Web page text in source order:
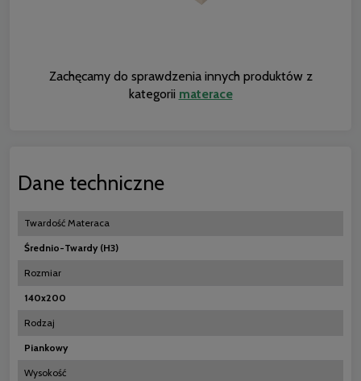
Zachęcamy do sprawdzenia innych produktów z
kategorii materace
Dane techniczne
Twardość Materaca
Średnio-Twardy (H3)
Rozmiar
140x200
Rodzaj
Piankowy
Wysokość